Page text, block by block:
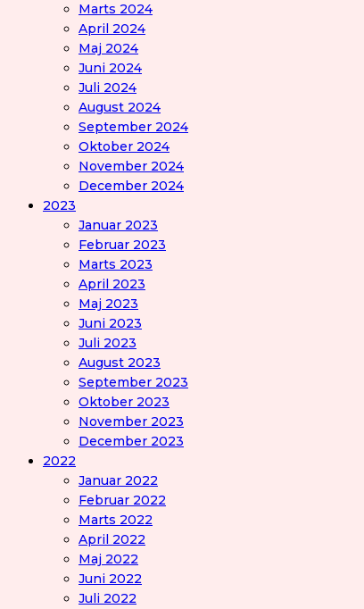
Marts 2024
April 2024
Maj 2024
Juni 2024
Juli 2024
August 2024
September 2024
Oktober 2024
November 2024
December 2024
2023
Januar 2023
Februar 2023
Marts 2023
April 2023
Maj 2023
Juni 2023
Juli 2023
August 2023
September 2023
Oktober 2023
November 2023
December 2023
2022
Januar 2022
Februar 2022
Marts 2022
April 2022
Maj 2022
Juni 2022
Juli 2022